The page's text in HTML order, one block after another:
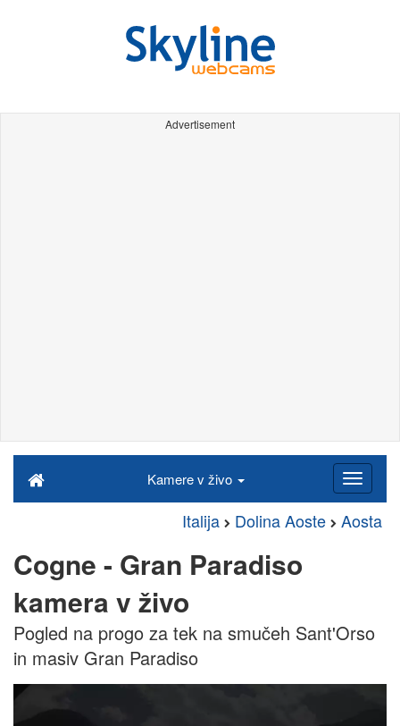
Advertisement
Kamere v živo
Italija Dolina Aoste Aosta
Cogne - Gran Paradiso
kamera v živo
Pogled na progo za tek na smučeh Sant'Orso
in masiv Gran Paradiso